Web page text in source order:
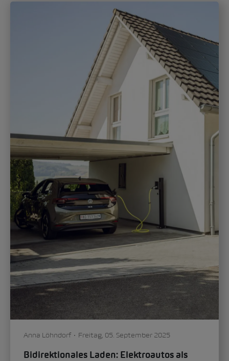
Anna Löhndorf Freitag, 05. September 2025
Bidirektionales Laden: Elektroautos als